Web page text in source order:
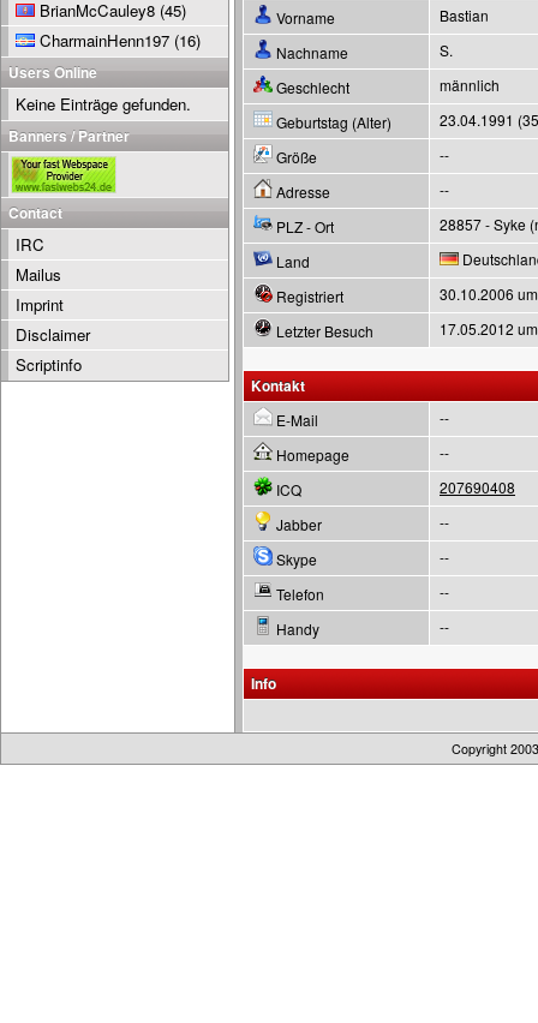
Vorname
Bastian
Nachname
S.
Geschlecht
männlich
Geburtstag (Alter)
23.04.1991
Größe
--
Adresse
--
PLZ - Ort
28857 - Syke
Land
Registriert
30.10.2006
Letzter Besuch
17.05.2012
Kontakt
E-Mail
--
Homepage
--
ICQ
207690408
Jabber
--
Skype
--
Telefon
--
Handy
--
Info
BrianMcCauley8 (45)
CharmainHenn197 (16)
Users Online
Keine Einträge gefunden.
Banners / Partner
Contact
IRC
Mailus
Imprint
Disclaimer
Scriptinfo
Copyright